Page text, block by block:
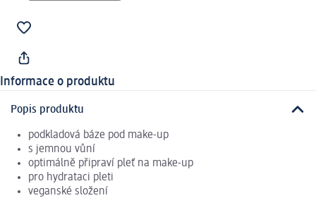
Informace o produktu
Popis produktu
podkladová báze pod make-up
s jemnou vůní
optimálně připraví pleť na make-up
pro hydrataci pleti
veganské složení